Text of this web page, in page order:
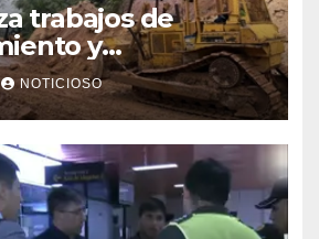
trabajos de
y
vial en la ruta a
NOTICIOSO